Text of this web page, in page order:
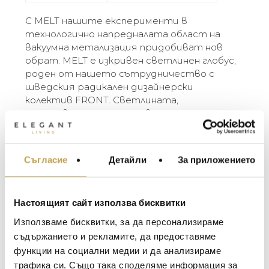
Съгласие Детайли За приложението
Настоящият сайт използва бисквитки
Използваме бисквитки, за да персонализираме
съдържанието и рекламите, да предоставяме
функции на социални медии и да анализираме
трафика си. Също така споделяме информация за
С MELT нашите експерименти в
технологично напредналата област на
вакуумна метализация придобиват нов
обрат. MELT е изкривен светлинен глобус,
роден от нашето сътрудничество с
шведския радикален дизайнерски
колектив FRONT. Светлината,
отразяваща се от неравните
повърхности, създава драматичен ефект
огледално покритие, когато е изключен.
Вътрешният му блясък се вижда на
има батерия от приблизително 8 часа.
Предлага се в различни цветове – Opal,
Smoke, Gold, Copper и Silver. Включва
поставка за стояща лампа и каишка за
окачване като висяща лампа.
МЕБЕЛИ ЗА ДОМА И
ЗА МАСАТА
ТЕКСТИЛ ЗА ДОМА
BACCARAT
TOM DIXON